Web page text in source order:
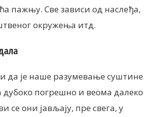
пажњу. Све зависи од наслеђа,
окружења итд.
да је наше разумевање суштине
дубоко погрешно и веома далеко
се они јављају, пре свега, у